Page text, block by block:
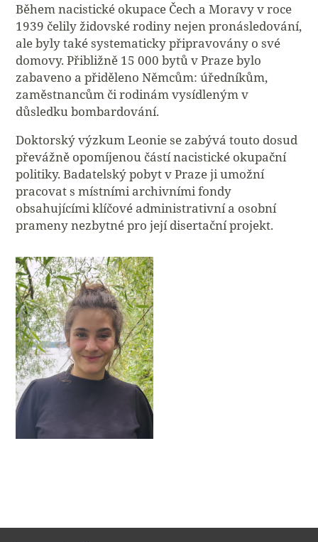
Během nacistické okupace Čech a Moravy v roce
1939 čelily židovské rodiny nejen pronásledování,
ale byly také systematicky připravovány o své
domovy. Přibližně 15 000 bytů v Praze bylo
zabaveno a přiděleno Němcům: úředníkům,
zaměstnancům či rodinám vysídleným v
důsledku bombardování.
Doktorský výzkum Leonie se zabývá touto dosud
převážně opomíjenou částí nacistické okupační
politiky. Badatelský pobyt v Praze ji umožní
pracovat s místními archivními fondy
obsahujícími klíčové administrativní a osobní
prameny nezbytné pro její disertační projekt.